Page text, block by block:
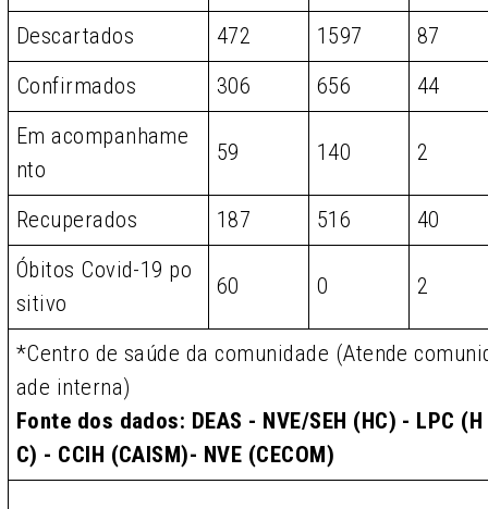
Descartados
472 1597
87
Confirmados
306 656
44
Em acompanhame
nto
59 140 2
Recuperados 187 516
40
Óbitos Covid-19 po
sitivo
60 0 2
*Centro de saúde da comunidade (Atende
ade interna)
Fonte dos dados: DEAS - NVE/SEH (HC) - LPC (H
C) - CCIH (CAISM)- NVE (CECOM)